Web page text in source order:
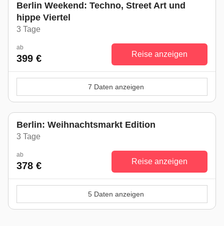
Berlin Weekend: Techno, Street Art und
hippe Viertel
3 Tage
ab
399 € Reise anzeigen
7 Daten anzeigen
Berlin: Weihnachtsmarkt Edition
3 Tage
ab
378 € Reise anzeigen
5 Daten anzeigen